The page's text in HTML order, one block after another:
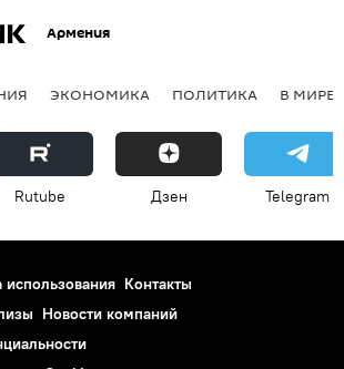
Армения
ЭКОНОМИКА ПОЛИТИКА В МИРЕ
Rutube Дзен Telegram
использования Контакты
Новости компаний